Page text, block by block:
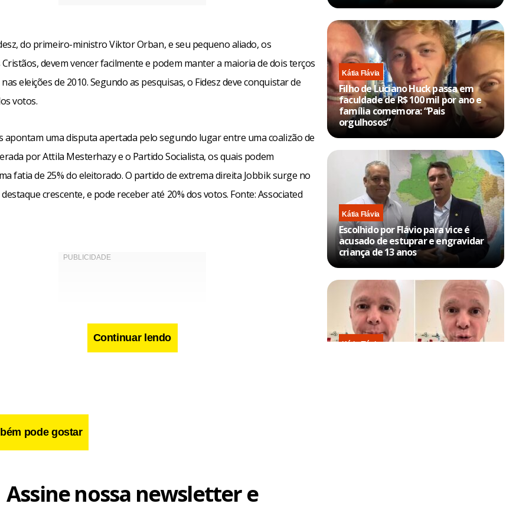
do primeiro-ministro Viktor Orban, e seu pequeno aliado, os
devem vencer facilmente e podem manter a maioria de dois terços
eleições de 2010. Segundo as pesquisas, o Fidesz deve conquistar de
votos.
apontam uma disputa apertada pelo segundo lugar entre uma coalizão de
por Attila Mesterhazy e o Partido Socialista, os quais podem
fatia de 25% do eleitorado. O partido de extrema direita Jobbik surge no
crescente, e pode receber até 20% dos votos. Fonte: Associated
Continuar lendo
pode gostar
Kátia Flávia
Filho de Luciano Huck passa em
faculdade de R$ 100 mil por ano e
família comemora: “Pais
orgulhosos”
Kátia Flávia
Escolhido por Flávio para vice é
acusado de estuprar e engravidar
criança de 13 anos
Kátia Flávia
Assine nossa newsletter e